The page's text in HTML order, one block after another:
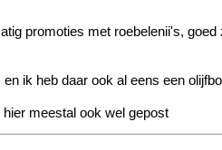
promoties met roebelenii's,
en ik heb daar ook al eens een
meestal ook wel gepost